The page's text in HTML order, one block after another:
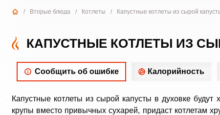
/ Вторые блюда / Котлеты / Капустные котлеты из сырой
КАПУСТНЫЕ КОТЛЕТЫ ИЗ
Сообщить об ошибке Калорийность
Капустные котлеты из сырой капусты в духовке
крупы вместо привычных сухарей, придаст котлетам